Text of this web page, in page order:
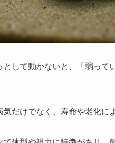
として動かないと、「弱っ
だけでなく、寿命や老化に